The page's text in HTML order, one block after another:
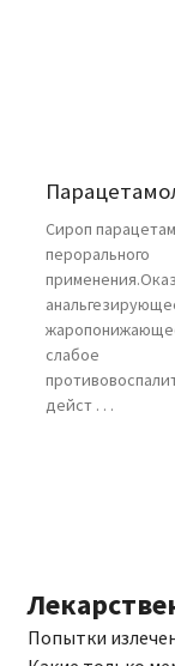
Сироп
перорального
слабое
дейст . . .
Попытки